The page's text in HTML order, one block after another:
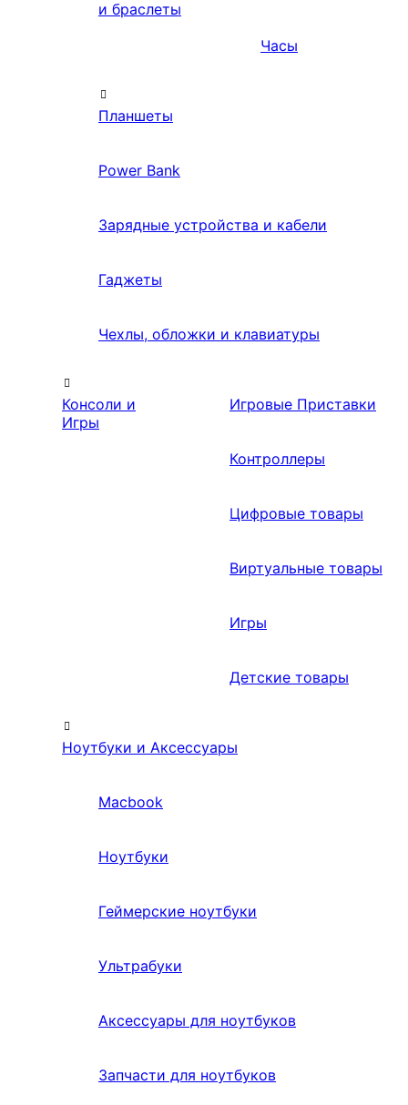
и браслеты
Часы
Планшеты
Power Bank
Зарядные устройства и кабели
Гаджеты
Чехлы, обложки и клавиатуры
Консоли и
Игры
Игровые Приставки
Контроллеры
Цифровые товары
Виртуальные товары
Игры
Детские товары
Ноутбуки и Аксессуары
Macbook
Ноутбуки
Геймерские ноутбуки
Ультрабуки
Аксессуары для ноутбуков
Запчасти для ноутбуков